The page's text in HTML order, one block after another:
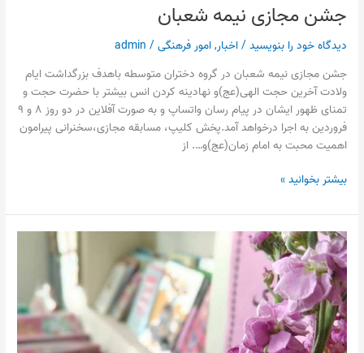
جشن مجازی نیمه شعبان
دیدگاه‌ خود را بنویسید/اخبار,امور فرهنگی/
admin
جشن مجازی نیمه شعبان در گروه دختران متوسطه باهدف بزرگداشت ایام
ولادت آخرین حجت الهی(عج)و نهادینه کردن انس بیشتر با حضرت حجت و
تمنای ظهور ایشان در پیام رسان واتساپ و به صورت آفلاین در دو روز ۸ و ۹
فروردین به اجرا درخواهد آمد.پخش کلیپ، مسابقه مجازی،سخنرانی پیرامون
اهمیت محبت به امام زمان(عج)و…. از
بیشتر بخوانید »
اختتامیه
نوروز
۱۴۰۰